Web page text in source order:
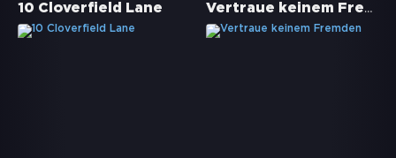
10 Cloverfield Lane Vertraue keinem Fremden